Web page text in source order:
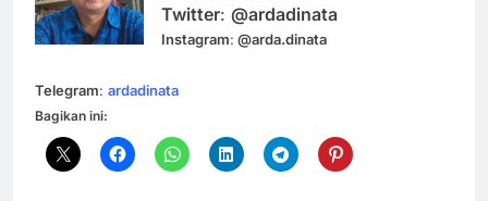
Twitter: @ardadinata
Instagram: @arda.dinata
Telegram: ardadinata
Bagikan ini: